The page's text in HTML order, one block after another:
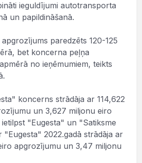
ieguldījumi autotransporta
un papildināšanā.
paredzēts 120-125
bet koncerna peļņa
no ieņēmumiem, teikts
koncerns strādāja ar 114,622
un 3,627 miljonu eiro
"Eugesta" un "Satiksme
"Eugesta" 2022.gadā strādāja ar
apgrozījumu un 3,47 miljonu